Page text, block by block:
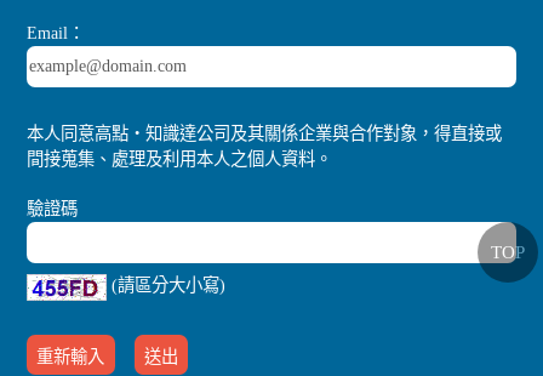
Email：
本人同意高點‧知識達公司及其關係企業與合作對象，得直接或
間接蒐集、處理及利用本人之個人資料。
驗證碼
(請區分大小寫)
TOP